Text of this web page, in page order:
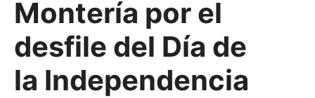
Montería por el
desfile del Día de
la Independencia